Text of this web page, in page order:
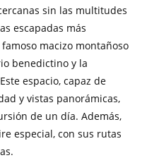
sin las multitudes
escapadas más
macizo montañoso
benedictino y la
espacio, capaz de
y vistas panorámicas,
de un día. Además,
especial, con sus rutas